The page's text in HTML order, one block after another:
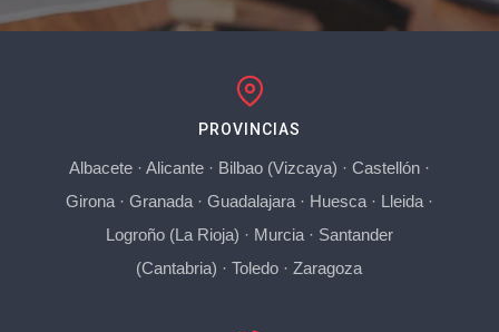
PROVINCIAS
Albacete· Alicante· Bilbao (Vizcaya) · Castellón·
Girona· Granada· Guadalajara· Huesca· Lleida·
Logroño (La Rioja) · Murcia· Santander
(Cantabria) ·Toledo ·Zaragoza